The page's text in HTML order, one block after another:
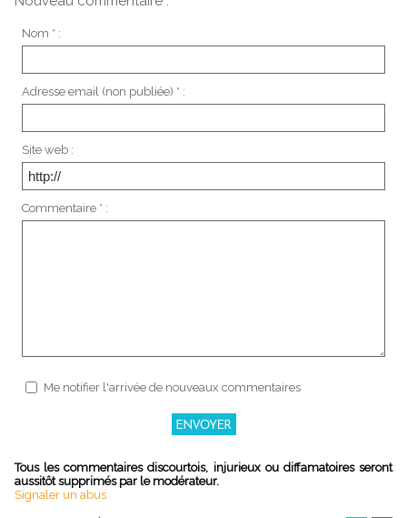
Nom * :
Adresse email (non publiée) * :
Site web :
Commentaire * :
Me notifier l'arrivée de nouveaux commentaires
Tous les commentaires discourtois, injurieux ou diffamatoires seront
aussitôt supprimés par le modérateur.
Signaler un abus